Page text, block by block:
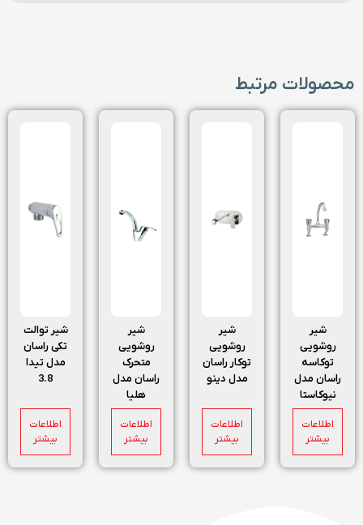
محصولات مرتبط
شیر
روشویی
توکاسه
راسان مدل
نیوکاستا
اطلاعات
بیشتر
شیر
روشویی
توکار راسان
مدل دینو
اطلاعات
بیشتر
شیر
روشویی
متحرک
راسان مدل
هلیا
اطلاعات
بیشتر
شیر توالت
تکی راسان
مدل تیدا
3.8
اطلاعات
بیشتر